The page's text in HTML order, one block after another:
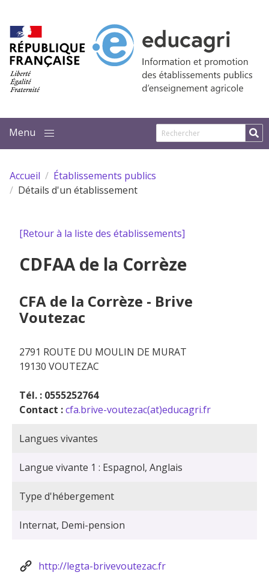
Accueil
Établissements publics
Détails d'un établissement
[Retour à la liste des établissements]
CDFAA de la Corrèze
CFA de la Corrèze - Brive
Voutezac
2791 ROUTE DU MOULIN DE MURAT
19130 VOUTEZAC
Tél. : 0555252764
Contact :cfa.brive-voutezac(at)educagri.fr
Langues vivantes
Langue vivante 1 : Espagnol, Anglais
Type d'hébergement
Internat, Demi-pension
http://legta-brivevoutezac.fr